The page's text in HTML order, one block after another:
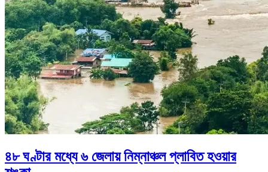
৪৮ ঘণ্টার মধ্যে ৬ জেলায় নিম্নাঞ্চল প্লাবিত হওয়ার